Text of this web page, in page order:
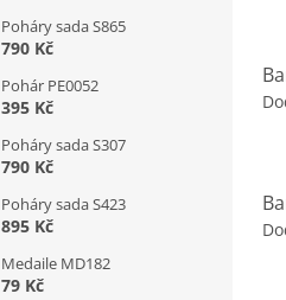
Poháry sada S865
790 Kč
Pohár PE0052
395 Kč
Poháry sada S307
790 Kč
Poháry sada S423
895 Kč
Medaile MD182
79 Kč